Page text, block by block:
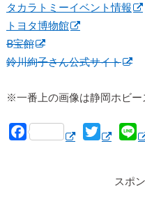
タカラトミーイベント情報
トヨタ博物館
B宝館
鈴川絢子さん公式サイト
※一番上の画像は静岡ホビー
F
T
L
e
スポ